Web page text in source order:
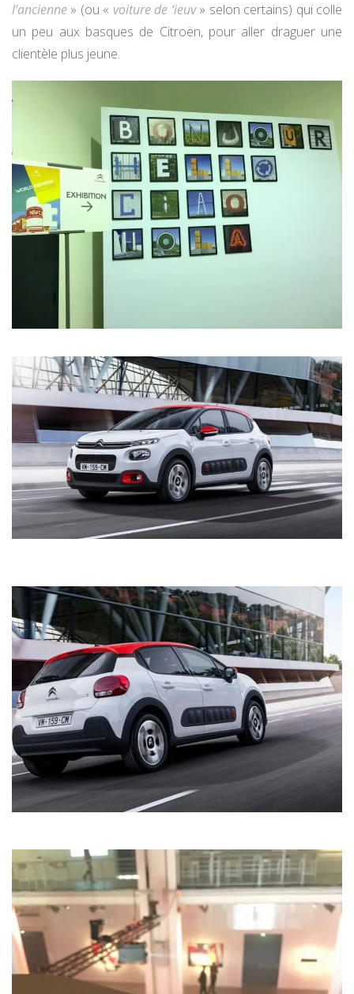
l’ancienne » (ou « voiture de ‘ieuv» selon certains) qui colle
un peu aux basques de Citroën, pour aller draguer une
clientèle plus jeune.